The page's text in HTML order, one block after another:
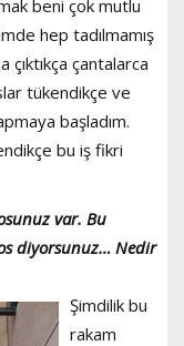
beni çok mutlu
hep tadılmamış
çıktıkça çantalarca
tükendikçe ve
başladım.
bu iş fikri
var. Bu
diyorsunuz… Nedir
Şimdilik bu
rakam